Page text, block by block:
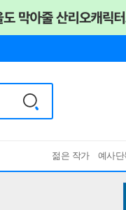
젊은 작가 예사단